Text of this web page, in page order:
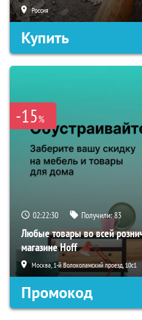
Россия
Купить
-15%
02:22:29 Получили:83
Любые товары во всей
магазине Hoff
Москва, 1-й Волоколамский проезд, 10с1
Промокод